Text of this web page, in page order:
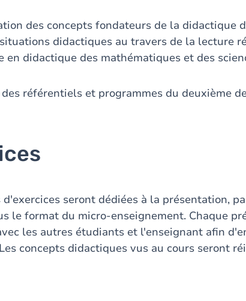
des concepts fondateurs de la didactique
didactiques au travers de la lecture
didactique des mathématiques et des
référentiels et programmes du deuxième
d'exercices seront dédiées à la présentation,
le format du micro-enseignement. Chaque
les autres étudiants et l'enseignant afin
concepts didactiques vus au cours seront